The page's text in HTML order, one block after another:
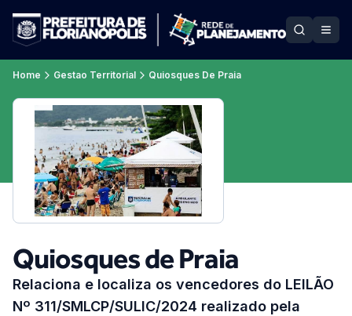
Home Gestao Territorial Quiosques De Praia
Quiosques de Praia
Relaciona e localiza os vencedores do LEILÃO
Nº 311/SMLCP/SULIC/2024 realizado pela